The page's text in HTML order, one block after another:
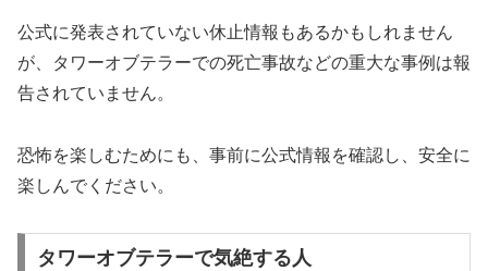
公式に発表されていない休止情報もあるかもしれません
が、タワーオブテラーでの死亡事故などの重大な事例は報
告されていません。
恐怖を楽しむためにも、事前に公式情報を確認し、安全に
楽しんでください。
タワーオブテラーで気絶する人